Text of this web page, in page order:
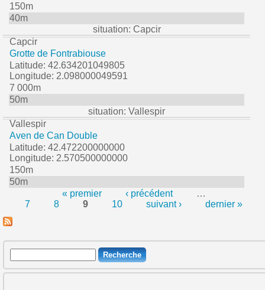
150m
40m
situation: Capcir
Capcir
Grotte de Fontrabiouse
Latitude: 42.634201049805
Longitude: 2.098000049591
7 000m
50m
situation: Vallespir
Vallespir
Aven de Can Double
Latitude: 42.472200000000
Longitude: 2.570500000000
150m
50m
Pages
« premier ‹ précédent
…
7
8 9 10 suivant › dernier »
Formulaire de recherche
Recherche